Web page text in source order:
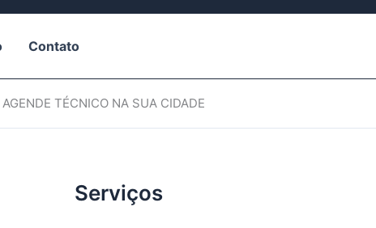
Contato
TÉCNICO NA SUA CIDADE
Serviços